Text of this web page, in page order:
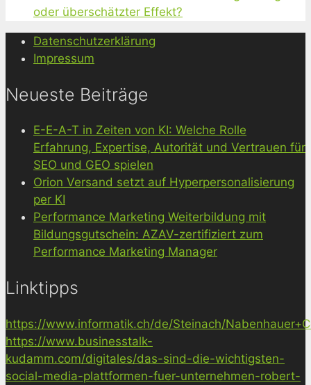
oder überschätzter Effekt?
Datenschutzerklärung
Impressum
Neueste Beiträge
E-E-A-T in Zeiten von KI: Welche Rolle
Erfahrung, Expertise, Autorität und Vertrauen für
SEO und GEO spielen
Orion Versand setzt auf Hyperpersonalisierung
per KI
Performance Marketing Weiterbildung mit
Bildungsgutschein: AZAV-zertifiziert zum
Performance Marketing Manager
Linktipps
https://www.informatik.ch/de/Steinach/
https://www.businesstalk-
kudamm.com/digitales/das-sind-die-wichtigsten-
social-media-plattformen-fuer-unternehmen-robert-